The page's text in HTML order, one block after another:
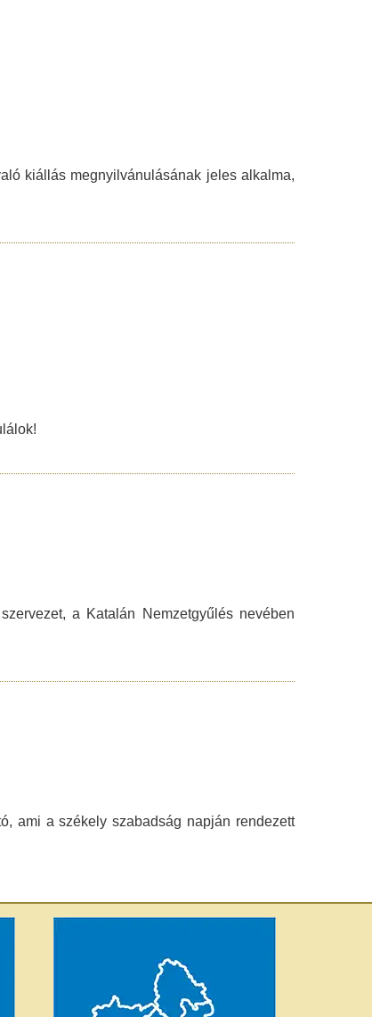
kiállás megnyilvánulásának jeles alkalma,
a Katalán Nemzetgyűlés nevében
ami a székely szabadság napján rendezett